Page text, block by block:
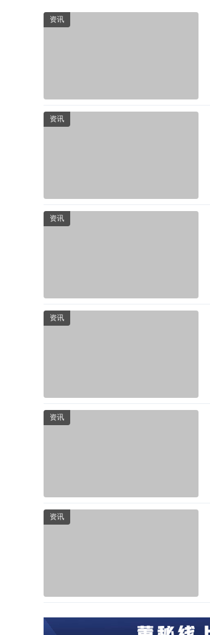
资讯
资讯
资讯
资讯
资讯
资讯